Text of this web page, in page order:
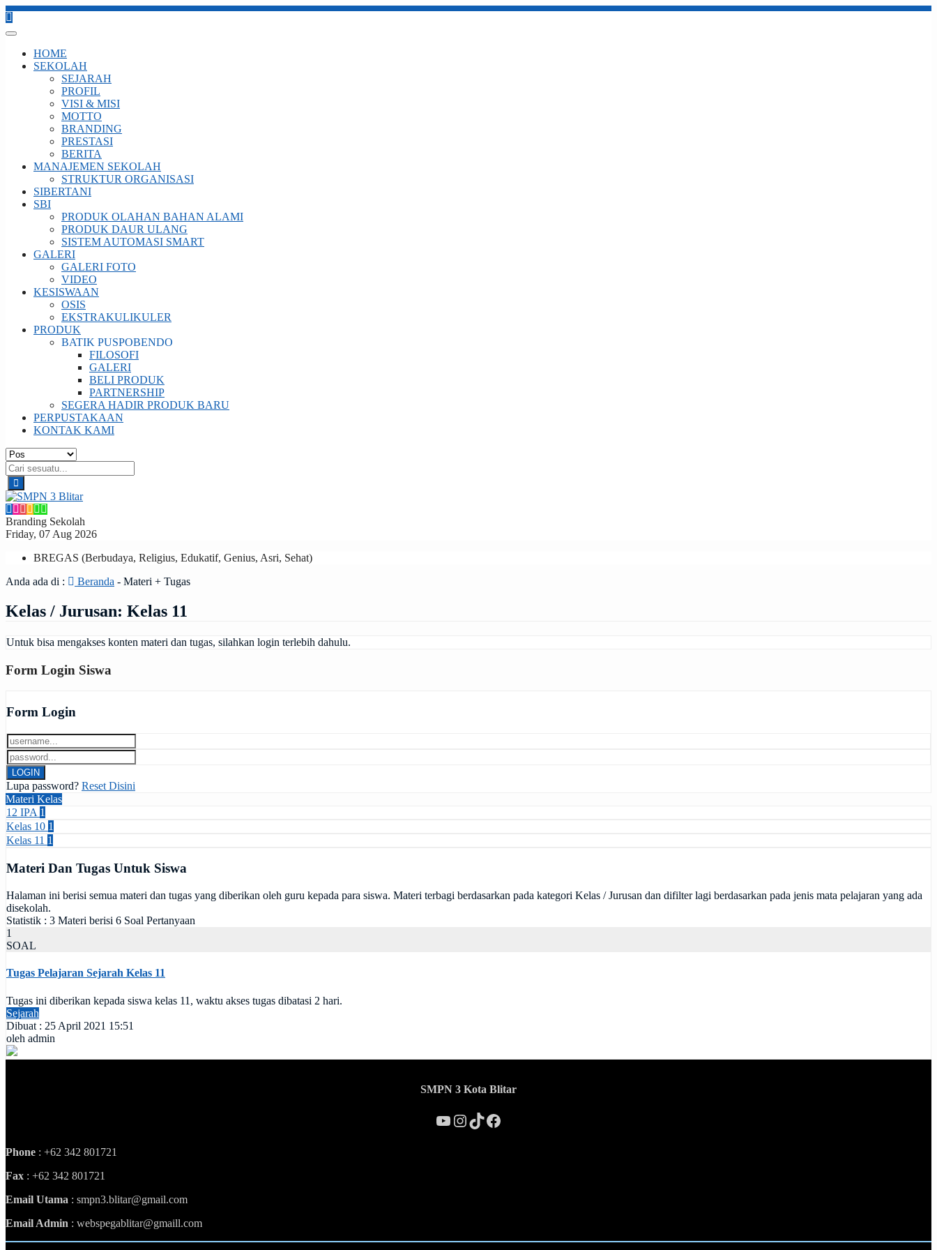
HOME
SEKOLAH
SEJARAH
PROFIL
VISI & MISI
MOTTO
BRANDING
PRESTASI
BERITA
MANAJEMEN SEKOLAH
STRUKTUR ORGANISASI
SIBERTANI
SBI
PRODUK OLAHAN BAHAN ALAMI
PRODUK DAUR ULANG
SISTEM AUTOMASI SMART
GALERI
GALERI FOTO
VIDEO
KESISWAAN
OSIS
EKSTRAKULIKULER
PRODUK
BATIK PUSPOBENDO
FILOSOFI
GALERI
BELI PRODUK
PARTNERSHIP
SEGERA HADIR PRODUK BARU
PERPUSTAKAAN
KONTAK KAMI
Branding Sekolah
Friday, 07 Aug 2026
BREGAS (Berbudaya, Religius, Edukatif, Genius, Asri, Sehat)
Anda ada di :
Beranda - Materi + Tugas
Kelas / Jurusan: Kelas 11
Untuk bisa mengakses konten materi dan tugas, silahkan login terlebih dahulu.
Form Login Siswa
Form Login
Lupa password? Reset Disini
Materi Kelas
12 IPA 1
Kelas 10 1
Kelas 11 1
Materi Dan Tugas Untuk Siswa
Halaman ini berisi semua materi dan tugas yang diberikan oleh guru kepada para siswa. Materi terbagi berdasarkan pada kategori Kelas / Jurusan dan difilter lagi berdasarkan pada jenis mata pelajaran yang ada
disekolah.
Statistik : 3 Materi berisi 6 Soal Pertanyaan
1
SOAL
Tugas Pelajaran Sejarah Kelas 11
Tugas ini diberikan kepada siswa kelas 11, waktu akses tugas dibatasi 2 hari.
Sejarah
Dibuat : 25 April 2021 15:51
oleh admin
SMPN 3 Kota Blitar
Phone : +62 342 801721
Fax : +62 342 801721
Email Utama : smpn3.blitar@gmail.com
Email Admin : webspegablitar@gmaill.com